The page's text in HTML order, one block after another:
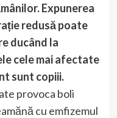
Expunerea
redusă poate
ducând la
cele mai afectate
sunt copiii.
provoca boli
cu emfizemul